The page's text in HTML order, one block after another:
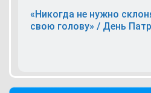
«Никогда не нужно
свою голову» / День